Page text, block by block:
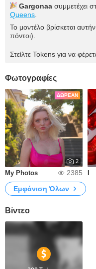
Gargonaa συμμετέχει
Queens
Το μοντέλο βρίσκεται
πόντοι).
Στείλτε Tokens για να
Φωτογραφίες
ΔΩΡΕΆΝ
2
My Photos 2385
Εμφάνιση Όλων
Βίντεο